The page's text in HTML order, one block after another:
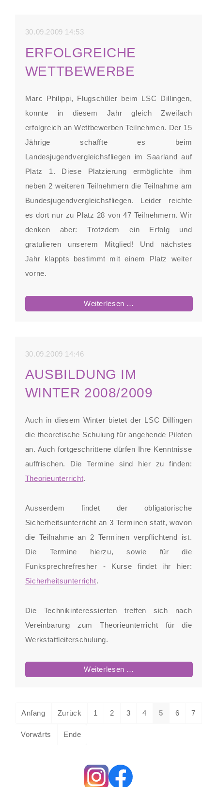
30.09.2009 14:53
ERFOLGREICHE
WETTBEWERBE
Marc Philippi, Flugschüler beim LSC Dillingen,
konnte in diesem Jahr gleich Zweifach
erfolgreich an Wettbewerben Teilnehmen. Der 15
Jährige schaffte es beim
Landesjugendvergleichsfliegen im Saarland auf
Platz 1. Diese Platzierung ermöglichte ihm
neben 2 weiteren Teilnehmern die Teilnahme am
Bundesjugendvergleichsfliegen. Leider reichte
es dort nur zu Platz 28 von 47 Teilnehmern. Wir
denken aber: Trotzdem ein Erfolg und
gratulieren unserem Mitglied! Und nächstes
Jahr klappts bestimmt mit einem Platz weiter
vorne.
Weiterlesen …
30.09.2009 14:46
AUSBILDUNG IM
WINTER 2008/2009
Auch in diesem Winter bietet der LSC Dillingen
die theoretische Schulung für angehende Piloten
an. Auch fortgeschrittene dürfen Ihre Kenntnisse
auffrischen. Die Termine sind hier zu finden:
Theorieunterricht.
Ausserdem findet der obligatorische
Sicherheitsunterricht an 3 Terminen statt, wovon
die Teilnahme an 2 Terminen verpflichtend ist.
Die Termine hierzu, sowie für die
Funksprechrefresher - Kurse findet ihr hier:
Sicherheitsunterricht.
Die Technikinteressierten treffen sich nach
Vereinbarung zum Theorieunterricht für die
Werkstattleiterschulung.
Weiterlesen …
2008/2009
Anfang Zurück 1 2 3 4 5 6 7
Vorwärts Ende